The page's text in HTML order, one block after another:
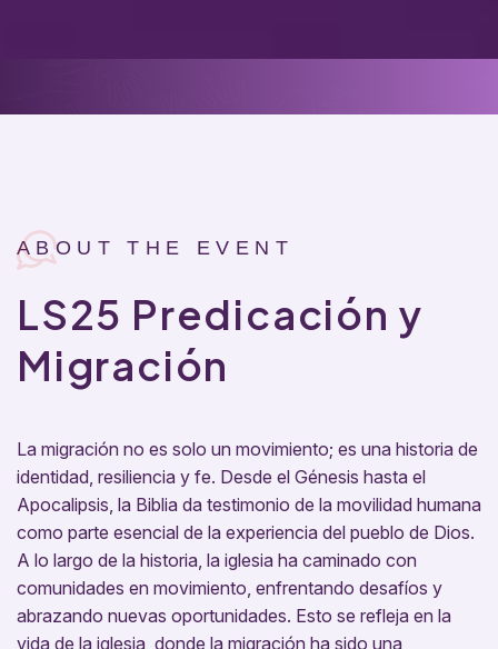
ABOUT THE EVENT
LS25 Predicación y
Migración
La migración no es solo un movimiento; es una historia de
identidad, resiliencia y fe. Desde el Génesis hasta el
Apocalipsis, la Biblia da testimonio de la movilidad humana
como parte esencial de la experiencia del pueblo de Dios.
A lo largo de la historia, la iglesia ha caminado con
comunidades en movimiento, enfrentando desafíos y
abrazando nuevas oportunidades. Esto se refleja en la
vida de la iglesia, donde la migración ha sido una